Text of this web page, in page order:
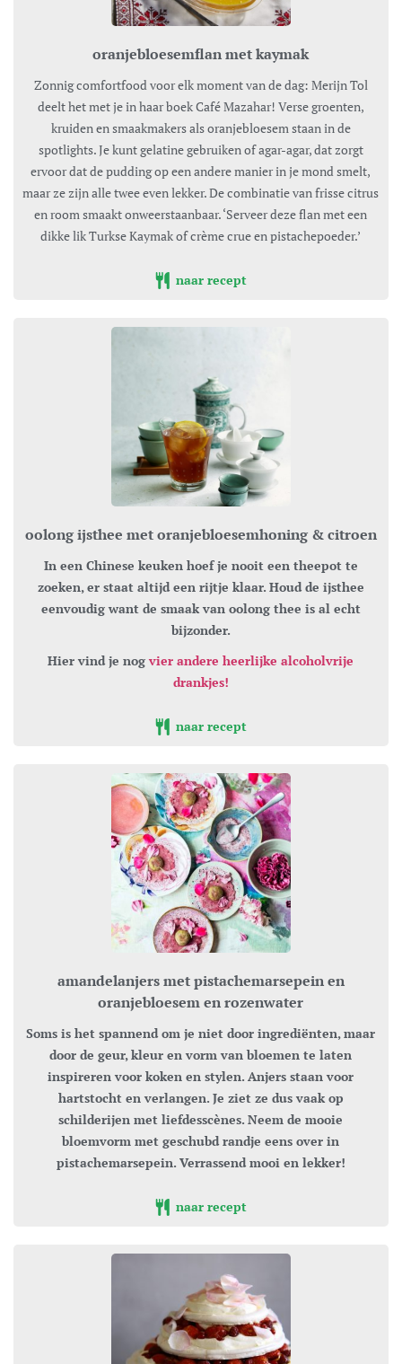
oranjebloesemflan met kaymak
Zonnig comfortfood voor elk moment van de dag: Merijn Tol
deelt het met je in haar boek Café Mazahar! Verse groenten,
kruiden en smaakmakers als oranjebloesem staan in de
spotlights. Je kunt gelatine gebruiken of agar-agar, dat zorgt
ervoor dat de pudding op een andere manier in je mond smelt,
maar ze zijn alle twee even lekker. De combinatie van frisse citrus
en room smaakt onweerstaanbaar. ‘Serveer deze flan met een
dikke lik Turkse Kaymak of crème crue en pistachepoeder.’
naar recept
oolong ijsthee met oranjebloesemhoning & citroen
In een Chinese keuken hoef je nooit een theepot te
zoeken, er staat altijd een rijtje klaar. Houd de ijsthee
eenvoudig want de smaak van oolong thee is al echt
bijzonder.
Hier vind je nogvier andere heerlijke alcoholvrije
drankjes!
naar recept
amandelanjers met pistachemarsepein en
oranjebloesem en rozenwater
Soms is het spannend om je niet door ingrediënten, maar
door de geur, kleur en vorm van bloemen te laten
inspireren voor koken en stylen. Anjers staan voor
hartstocht en verlangen. Je ziet ze dus vaak op
schilderijen met liefdesscènes. Neem de mooie
bloemvorm met geschubd randje eens over in
pistachemarsepein. Verrassend mooi en lekker!
naar recept